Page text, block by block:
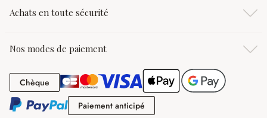
Achats en toute sécurité
Nos modes de paiement
Chèque Chèque
Paiement anticipé